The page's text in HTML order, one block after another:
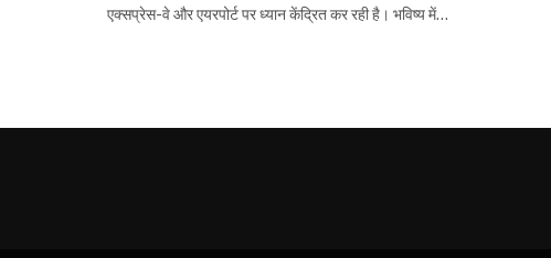
एक्सप्रेस-वे और एयरपोर्ट पर ध्यान केंद्रित कर रही है। भविष्य में…